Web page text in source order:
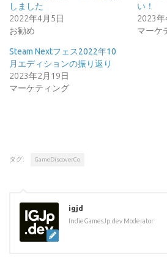
しました
2022年4月5日
お勧め
い！
2023年
マーケ
Steam Nextフェス2022年10
月エディションの振り返り
2023年2月19日
マーケティング
タグ: GameDiscoverCo
igjd
IndieGamesJp.dev Moderator